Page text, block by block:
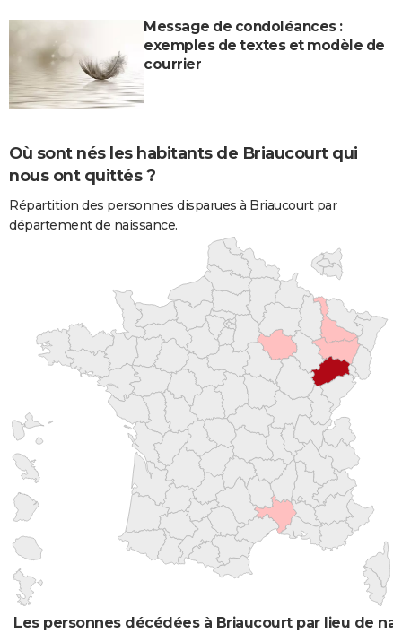
Message de condoléances :
exemples de textes et modèle de
courrier
Où sont nés les habitants de Briaucourt qui
nous ont quittés ?
Répartition des personnes disparues à Briaucourt par
département de naissance.
Les personnes décédées à Briaucourt par lieu de